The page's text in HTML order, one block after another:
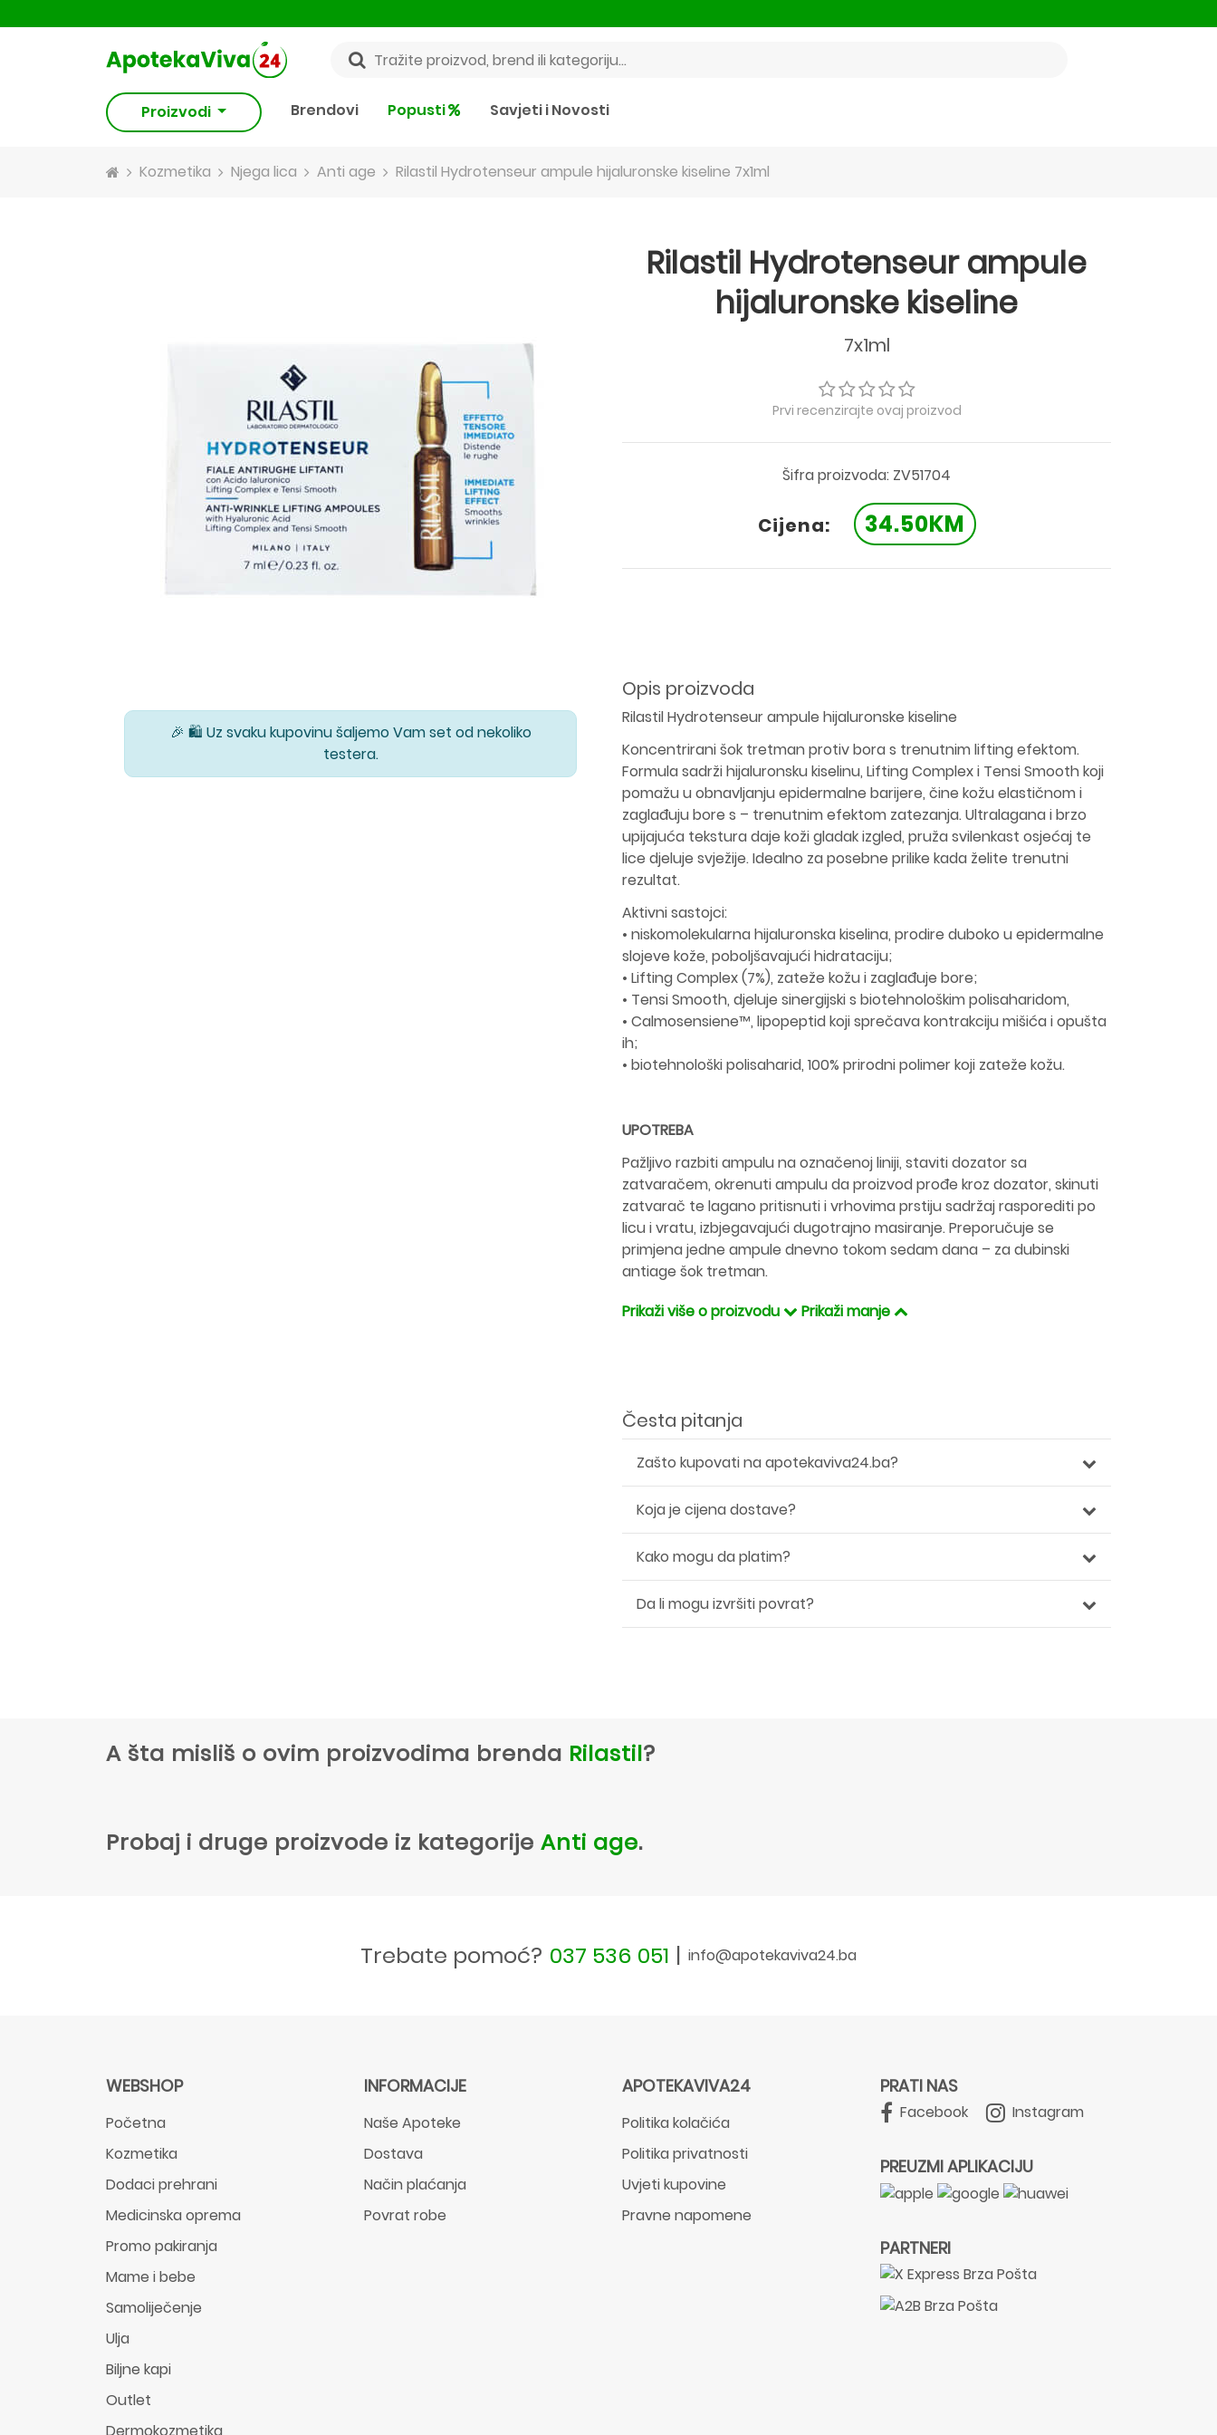
Proizvodi Brendovi Popusti Savjeti i Novosti
Kozmetika Njega lica Anti age Rilastil Hydrotenseur ampule hijaluronske kiseline 7x1ml
🎉 🛍️ Uz svaku kupovinu šaljemo Vam set od nekoliko
testera.
Rilastil Hydrotenseur ampule
hijaluronske kiseline
7x1ml
Prvi recenzirajte ovaj proizvod
Šifra proizvoda: ZV51704
Cijena: 34.50KM
Opis proizvoda
Rilastil Hydrotenseur ampule hijaluronske kiseline
Koncentrirani šok tretman protiv bora s trenutnim lifting efektom.
Formula sadrži hijaluronsku kiselinu, Lifting Complex i Tensi Smooth koji
pomažu u obnavljanju epidermalne barijere, čine kožu elastičnom i
zaglađuju bore s – trenutnim efektom zatezanja. Ultralagana i brzo
upijajuća tekstura daje koži gladak izgled, pruža svilenkast osjećaj te
lice djeluje svježije. Idealno za posebne prilike kada želite trenutni
rezultat.
Aktivni sastojci:
• niskomolekularna hijaluronska kiselina, prodire duboko u epidermalne
slojeve kože, poboljšavajući hidrataciju;
• Lifting Complex (7%), zateže kožu i zaglađuje bore;
• Tensi Smooth, djeluje sinergijski s biotehnološkim polisaharidom,
• Calmosensiene™, lipopeptid koji sprečava kontrakciju mišića i opušta
ih;
• biotehnološki polisaharid, 100% prirodni polimer koji zateže kožu.
UPOTREBA
Pažljivo razbiti ampulu na označenoj liniji, staviti dozator sa
zatvaračem, okrenuti ampulu da proizvod prođe kroz dozator, skinuti
zatvarač te lagano pritisnuti i vrhovima prstiju sadržaj rasporediti po
licu i vratu, izbjegavajući dugotrajno masiranje. Preporučuje se
primjena jedne ampule dnevno tokom sedam dana – za dubinski
antiage šok tretman.
Prikaži više o proizvodu
Prikaži manje
Česta pitanja
Zašto kupovati na apotekaviva24.ba?
Koja je cijena dostave?
Kako mogu da platim?
Da li mogu izvršiti povrat?
A šta misliš o ovim proizvodima brenda Rilastil?
Probaj i druge proizvode iz kategorije Anti age.
Trebate pomoć? 037 536 051 | info@apotekaviva24.ba
WEBSHOP
Početna
Kozmetika
Dodaci prehrani
Medicinska oprema
Promo pakiranja
Mame i bebe
Samoliječenje
Ulja
Biljne kapi
Outlet
INFORMACIJE
Naše Apoteke
Dostava
Način plaćanja
Povrat robe
APOTEKAVIVA24
Politika kolačića
Politika privatnosti
Uvjeti kupovine
Pravne napomene
PRATI NAS
Facebook Instagram
PREUZMI APLIKACIJU
PARTNERI